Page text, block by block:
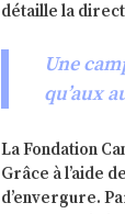
détaille la
Une
qu’aux
La Fondation
Grâce à l’aide
d’envergure.